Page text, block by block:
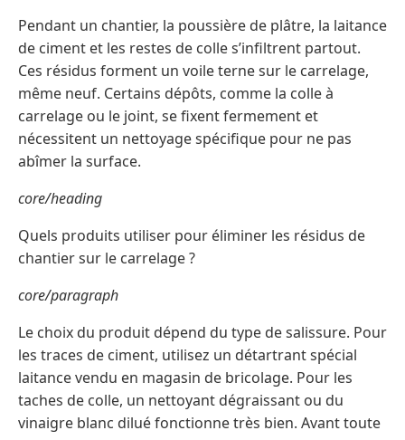
Pendant un chantier, la poussière de plâtre, la laitance
de ciment et les restes de colle s’infiltrent partout.
Ces résidus forment un voile terne sur le carrelage,
même neuf. Certains dépôts, comme la colle à
carrelage ou le joint, se fixent fermement et
nécessitent un nettoyage spécifique pour ne pas
abîmer la surface.
core/heading
Quels produits utiliser pour éliminer les résidus de
chantier sur le carrelage ?
core/paragraph
Le choix du produit dépend du type de salissure. Pour
les traces de ciment, utilisez un détartrant spécial
laitance vendu en magasin de bricolage. Pour les
taches de colle, un nettoyant dégraissant ou du
vinaigre blanc dilué fonctionne très bien. Avant toute